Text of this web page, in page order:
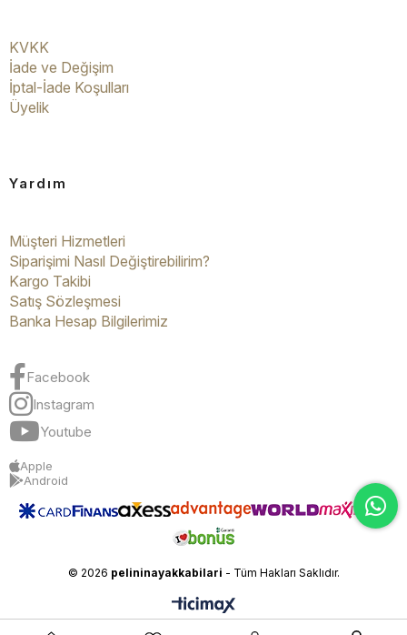
KVKK
İade ve Değişim
İptal-İade Koşulları
Üyelik
Yardım
Müşteri Hizmetleri
Siparişimi Nasıl Değiştirebilirim?
Kargo Takibi
Satış Sözleşmesi
Banka Hesap Bilgilerimiz
Facebook
Instagram
Youtube
Apple
Android
© 2026 pelininayakkabilari - Tüm Hakları Saklıdır.